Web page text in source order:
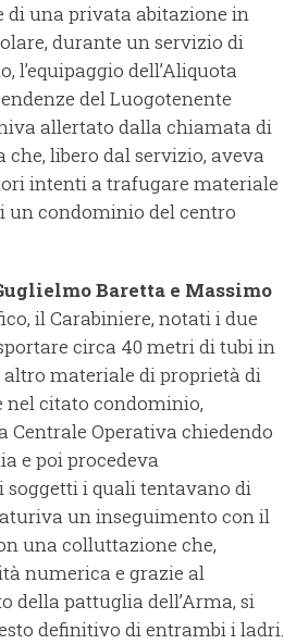
di una privata abitazione in
durante un servizio di
l’equipaggio dell’Aliquota
del Luogotenente
allertato dalla chiamata di
libero dal servizio, aveva
intenti a trafugare materiale
un condominio del centro
Baretta e Massimo
il Carabiniere, notati i due
circa 40 metri di tubi in
materiale di proprietà di
citato condominio,
Centrale Operativa chiedendo
e poi procedeva
soggetti i quali tentavano di
un inseguimento con il
una colluttazione che,
numerica e grazie al
della pattuglia dell’Arma, si
definitivo di entrambi i ladri.